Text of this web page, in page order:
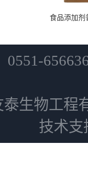
食品添加剂
0551-
泰生物工程
技术